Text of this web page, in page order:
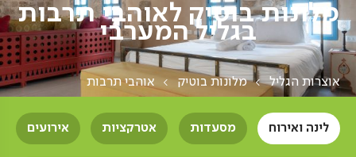
מלונות בוטיק לאוהבי תרבות
בגליל המערבי
אוצרות הגליל מלונות בוטיק אוהבי תרבות
לינה ואירוח מסעדות אטרקציות אירועים